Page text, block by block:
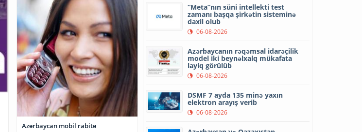
Azərbaycan mobil rabitə
“Meta”nın süni intellekti test
zamanı başqa şirkətin sisteminə
daxil olub
06-08-2026
Azərbaycanın rəqəmsal idarəçilik
model iki beynəlxalq mükafata
layiq görülüb
06-08-2026
DSMF 7 ayda 135 minə yaxın
elektron arayış verib
06-08-2026